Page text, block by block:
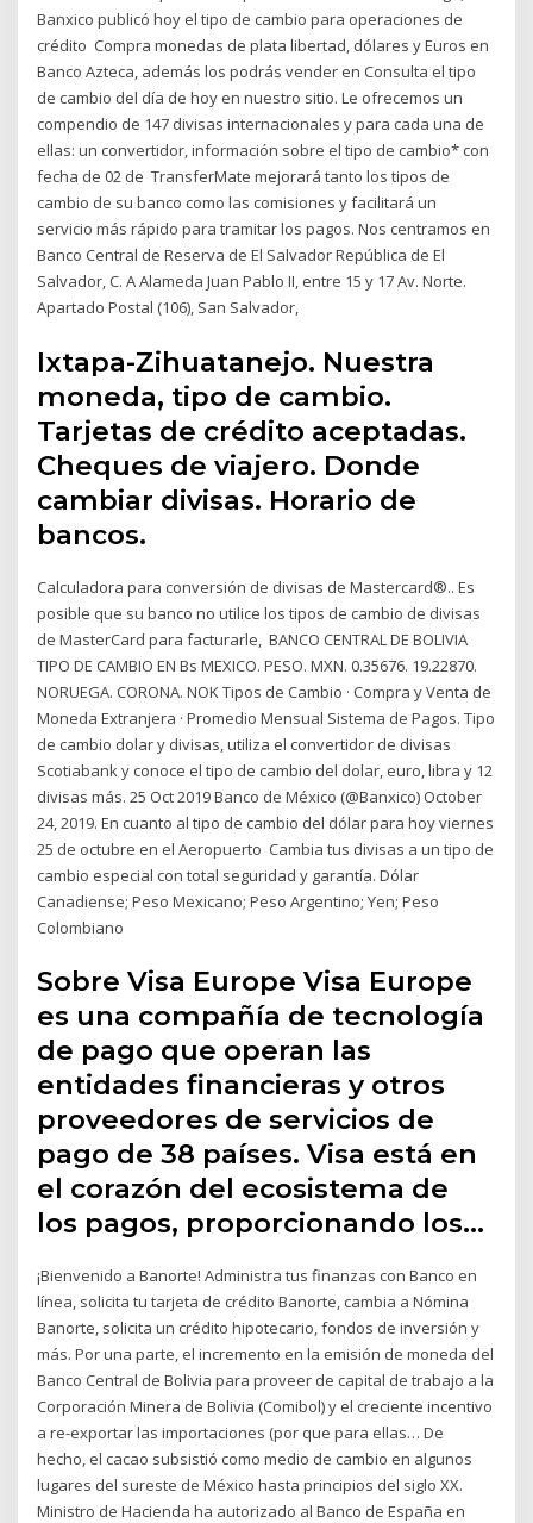
Banxico publicó hoy el tipo de cambio para operaciones de
crédito Compra monedas de plata libertad, dólares y Euros en
Banco Azteca, además los podrás vender en Consulta el tipo
de cambio del día de hoy en nuestro sitio. Le ofrecemos un
compendio de 147 divisas internacionales y para cada una de
ellas: un convertidor, información sobre el tipo de cambio* con
fecha de 02 de TransferMate mejorará tanto los tipos de
cambio de su banco como las comisiones y facilitará un
servicio más rápido para tramitar los pagos. Nos centramos en
Banco Central de Reserva de El Salvador República de El
Salvador, C. A Alameda Juan Pablo II, entre 15 y 17 Av. Norte.
Apartado Postal (106), San Salvador,
Ixtapa-Zihuatanejo. Nuestra
moneda, tipo de cambio.
Tarjetas de crédito aceptadas.
Cheques de viajero. Donde
cambiar divisas. Horario de
bancos.
Calculadora para conversión de divisas de Mastercard®.. Es
posible que su banco no utilice los tipos de cambio de divisas
de MasterCard para facturarle, BANCO CENTRAL DE BOLIVIA
TIPO DE CAMBIO EN Bs MEXICO. PESO. MXN. 0.35676. 19.22870.
NORUEGA. CORONA. NOK Tipos de Cambio · Compra y Venta de
Moneda Extranjera · Promedio Mensual Sistema de Pagos. Tipo
de cambio dolar y divisas, utiliza el convertidor de divisas
Scotiabank y conoce el tipo de cambio del dolar, euro, libra y 12
divisas más. 25 Oct 2019 Banco de México (@Banxico) October
24, 2019. En cuanto al tipo de cambio del dólar para hoy viernes
25 de octubre en el Aeropuerto Cambia tus divisas a un tipo de
cambio especial con total seguridad y garantía. Dólar
Canadiense; Peso Mexicano; Peso Argentino; Yen; Peso
Colombiano
Sobre Visa Europe Visa Europe
es una compañía de tecnología
de pago que operan las
entidades financieras y otros
proveedores de servicios de
pago de 38 países. Visa está en
el corazón del ecosistema de
los pagos, proporcionando los…
¡Bienvenido a Banorte! Administra tus finanzas con Banco en
línea, solicita tu tarjeta de crédito Banorte, cambia a Nómina
Banorte, solicita un crédito hipotecario, fondos de inversión y
más. Por una parte, el incremento en la emisión de moneda del
Banco Central de Bolivia para proveer de capital de trabajo a la
Corporación Minera de Bolivia (Comibol) y el creciente incentivo
a re-exportar las importaciones (por que para ellas… De
hecho, el cacao subsistió como medio de cambio en algunos
lugares del sureste de México hasta principios del siglo XX.
Ministro de Hacienda ha autorizado al Banco de España en